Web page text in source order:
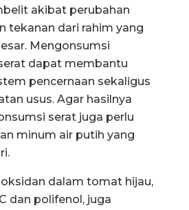
akibat perubahan
tekanan dari rahim yang
Mengonsumsi
dapat membantu
pencernaan sekaligus
usus. Agar hasilnya
serat juga perlu
minum air putih yang
dalam tomat hijau,
dan polifenol, juga